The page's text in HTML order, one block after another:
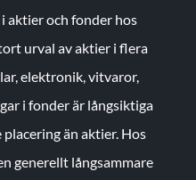
aktier och fonder hos
urval av aktier i flera
elektronik, vitvaror,
i fonder är långsiktiga
placering än aktier. Hos
generellt långsammare